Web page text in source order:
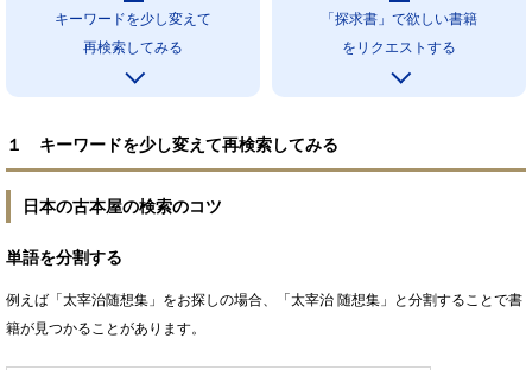
キーワードを少し変えて
再検索してみる
「探求書」で欲しい書籍
をリクエストする
１ キーワードを少し変えて再検索してみる
日本の古本屋の検索のコツ
単語を分割する
例えば「太宰治随想集」をお探しの場合、「太宰治 随想集」と分割することで書
籍が見つかることがあります。